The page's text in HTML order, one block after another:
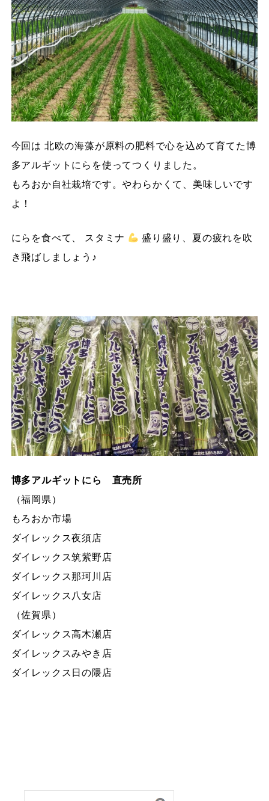
今回は 北欧の海藻が原料の肥料で心を込めて育てた博
多アルギットにらを使ってつくりました。
もろおか自社栽培です。やわらかくて、美味しいです
よ！
にらを食べて、 スタミナ
盛り盛り、夏の疲れを吹
き飛ばしましょう♪
博多アルギットにら 直売所
（福岡県）
もろおか市場
ダイレックス夜須店
ダイレックス筑紫野店
ダイレックス那珂川店
ダイレックス八女店
（佐賀県）
ダイレックス高木瀬店
ダイレックスみやき店
ダイレックス日の隈店